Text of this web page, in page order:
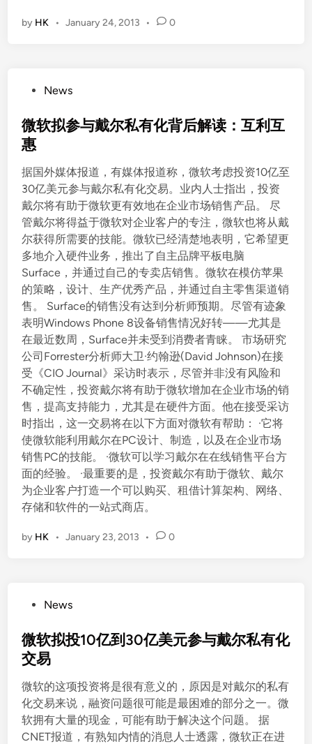
by HK • January 24, 2013 • 0
s
t
d
i
n
News
微软拟参与戴尔私有化背后解读：互利互
惠
据国外媒体报道，有媒体报道称，微软考虑投资10亿至
30亿美元参与戴尔私有化交易。业内人士指出，投资
戴尔将有助于微软更有效地在企业市场销售产品。 尽
管戴尔将得益于微软对企业客户的专注，微软也将从戴
尔获得所需要的技能。微软已经清楚地表明，它希望更
多地介入硬件业务，推出了自主品牌平板电脑
Surface，并通过自己的专卖店销售。微软在模仿苹果
的策略，设计、生产优秀产品，并通过自主零售渠道销
售。 Surface的销售没有达到分析师预期。尽管有迹象
表明Windows Phone 8设备销售情况好转——尤其是
在最近数周，Surface并未受到消费者青睐。 市场研究
公司Forrester分析师大卫·约翰逊(David Johnson)在接
受《CIO Journal》采访时表示，尽管并非没有风险和
不确定性，投资戴尔将有助于微软增加在企业市场的销
售，提高支持能力，尤其是在硬件方面。他在接受采访
时指出，这一交易将在以下方面对微软有帮助： ·它将
使微软能利用戴尔在PC设计、制造，以及在企业市场
销售PC的技能。 ·微软可以学习戴尔在在线销售平台方
面的经验。 ·最重要的是，投资戴尔有助于微软、戴尔
为企业客户打造一个可以购买、租借计算架构、网络、
存储和软件的一站式商店。
by HK • January 23, 2013 • 0
s
t
e
d
i
n
News
微软拟投10亿到30亿美元参与戴尔私有化
交易
微软的这项投资将是很有意义的，原因是对戴尔的私有
化交易来说，融资问题很可能是最困难的部分之一。微
软拥有大量的现金，可能有助于解决这个问题。 据
CNET报道，有熟知内情的消息人士透露，微软正在进